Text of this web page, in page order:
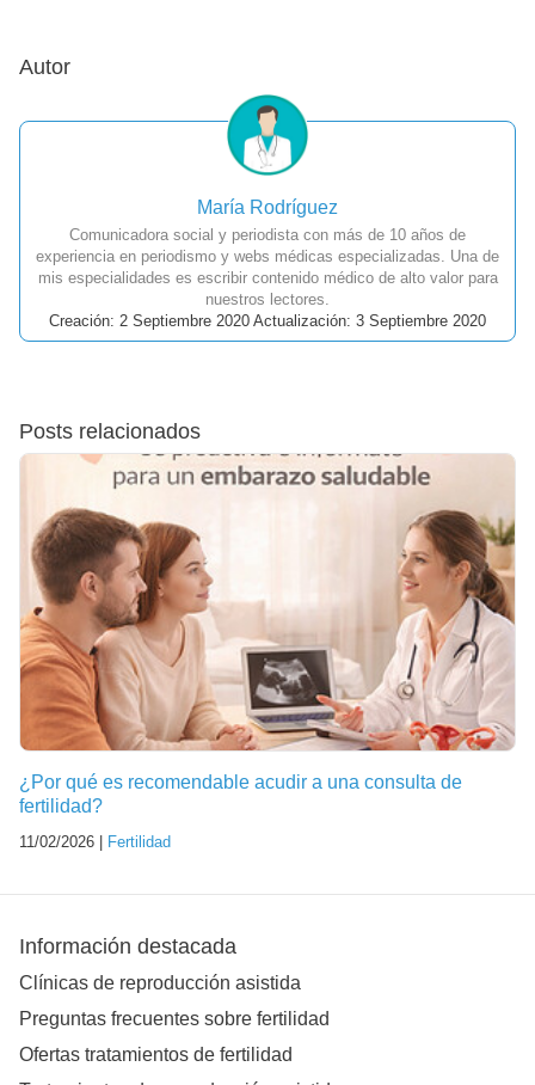
Autor
María Rodríguez
Comunicadora social y periodista con más de 10 años de
experiencia en periodismo y webs médicas especializadas. Una de
mis especialidades es escribir contenido médico de alto valor para
nuestros lectores.
Creación: 2 Septiembre 2020 Actualización: 3 Septiembre 2020
Posts relacionados
¿Por qué es recomendable acudir a una consulta de
fertilidad?
11/02/2026 | Fertilidad
Información destacada
Clínicas de reproducción asistida
Preguntas frecuentes sobre fertilidad
Ofertas tratamientos de fertilidad